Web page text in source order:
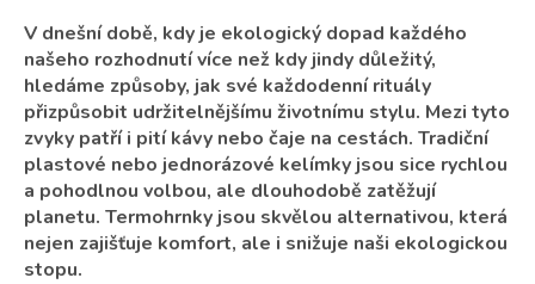
V dnešní době, kdy je ekologický dopad každého
našeho rozhodnutí více než kdy jindy důležitý,
hledáme způsoby, jak své každodenní rituály
přizpůsobit udržitelnějšímu životnímu stylu. Mezi tyto
zvyky patří i pití kávy nebo čaje na cestách. Tradiční
plastové nebo jednorázové kelímky jsou sice rychlou
a pohodlnou volbou, ale dlouhodobě zatěžují
planetu. Termohrnky jsou skvělou alternativou, která
nejen zajišťuje komfort, ale i snižuje naši ekologickou
stopu.